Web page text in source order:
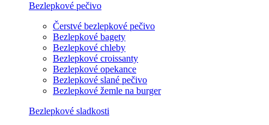
Bezlepkové pečivo
Čerstvé bezlepkové pečivo
Bezlepkové bagety
Bezlepkové chleby
Bezlepkové croissanty
Bezlepkové opekance
Bezlepkové slané pečivo
Bezlepkové žemle na burger
Bezlepkové sladkosti